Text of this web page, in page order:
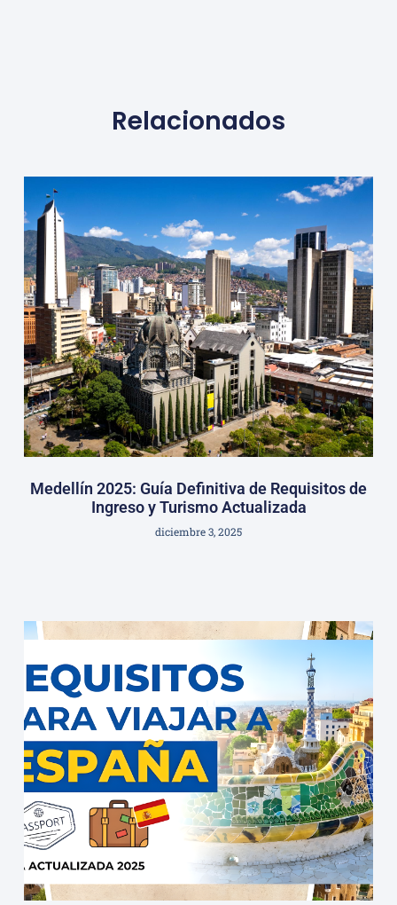
Relacionados
Medellín 2025: Guía Definitiva de Requisitos de
Ingreso y Turismo Actualizada
diciembre 3, 2025